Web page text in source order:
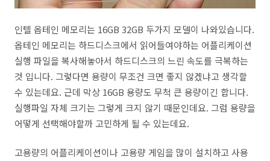
인텔 옵테인 메모리는 16GB 32GB 두가지 모델이 나와있습니다.
옵테인 메모리는 하드디스크에서 읽어들여야하는 어플리케이션
실행 파일을 복사해놓아서 하드디스크의 느린 속도를 극복하는
것 입니다. 그렇다면 용량이 무조건 크면 좋지 않겠냐고 생각할
수 있는데요. 근데 막상 16GB 용량도 무척 큰 용량이긴 합니다.
실행파일 자체 크기는 그렇게 크지 않기 때문인데요. 그럼 용량을
어떻게 선택해야할까 고민하게 될 수 있는데요.
고용량의 어플리케이션이나 고용량 게임을 많이 설치하고 사용